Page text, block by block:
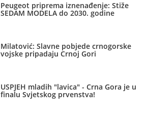
Peugeot priprema iznenađenje: Stiže
SEDAM MODELA do 2030. godine
Milatović: Slavne pobjede crnogorske
vojske pripadaju Crnoj Gori
USPJEH mladih "lavica" - Crna Gora je u
finalu Svjetskog prvenstva!